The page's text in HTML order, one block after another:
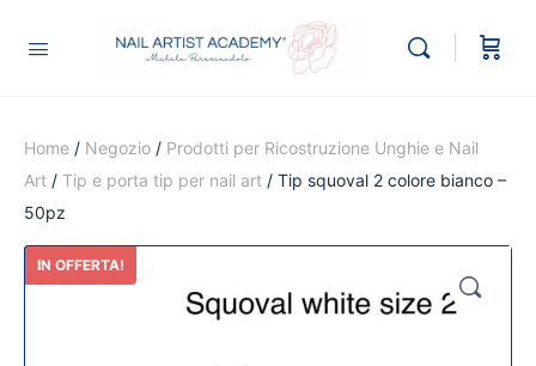
Home / Negozio / Prodotti per Ricostruzione Unghie e Nail
Art / Tip e porta tip per nail art / Tip squoval 2 colore bianco –
50pz
IN OFFERTA!
🔍